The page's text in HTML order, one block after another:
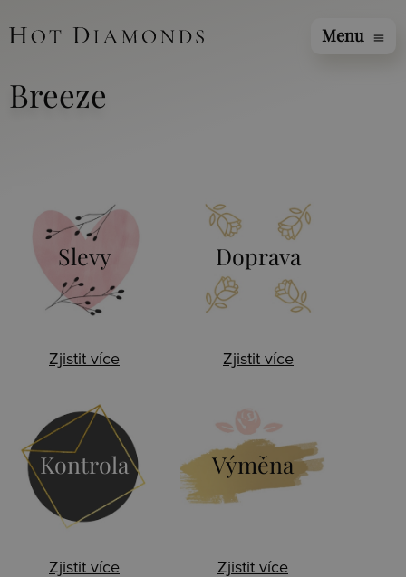
Menu menu
Breeze
Slevy
Zjistit více
Doprava
Zjistit více
Kontrola
Zjistit více
Výměna
Zjistit více